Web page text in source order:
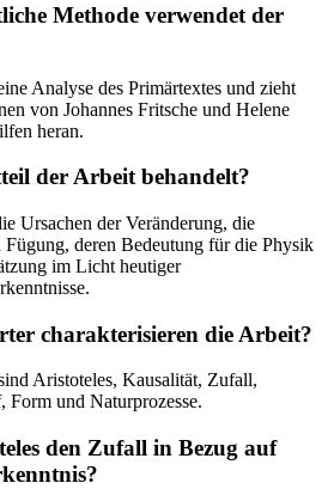
Methode verwendet der
Analyse des Primärtextes und zieht
von Johannes Fritsche und Helene
heran.
der Arbeit behandelt?
Ursachen der Veränderung, die
deren Bedeutung für die Physik
im Licht heutiger
charakterisieren die Arbeit?
Aristoteles, Kausalität, Zufall,
und Naturprozesse.
den Zufall in Bezug auf